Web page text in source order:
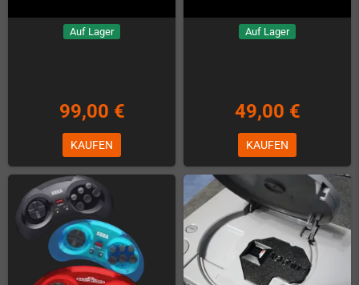
Auf Lager
99,00 €
KAUFEN
Auf Lager
49,00 €
KAUFEN